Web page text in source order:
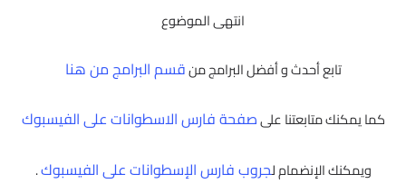
انتهى الموضوع
تابع أحدث و أفضل البرامج منقسم البرامج من هنا
كما يمكنك متابعتنا علىصفحة فارس الاسطوانات على الفيسبوك
ويمكنك الإنضمام لجروب فارس الإسطوانات على الفيسبوك.